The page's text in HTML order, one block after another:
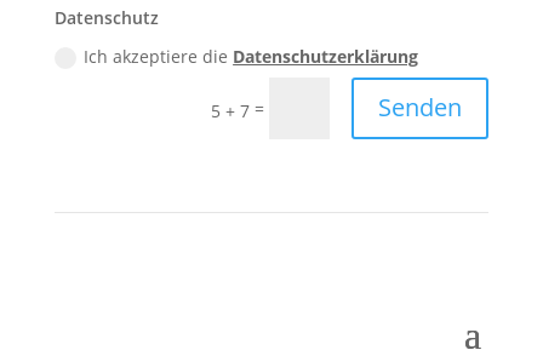
Datenschutz
Ich akzeptiere die Datenschutzerklärung
5 + 7 = Senden